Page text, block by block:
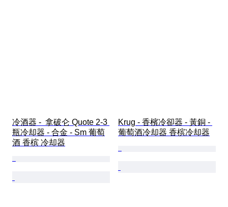
冷酒器 -  拿破仑 Quote 2-3
瓶冷却器 - 合金 - Sm 葡萄
酒 香槟 冷却器
Krug - 香檳冷卻器 - 黃銅 -
葡萄酒冷却器 香槟冷却器